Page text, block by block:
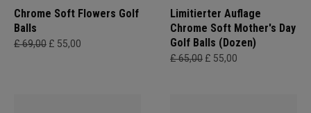
Chrome Soft Flowers Golf
Balls
£ 69,00 £ 55,00
Limitierter Auflage
Chrome Soft Mother's Day
Golf Balls (Dozen)
£ 65,00 £ 55,00